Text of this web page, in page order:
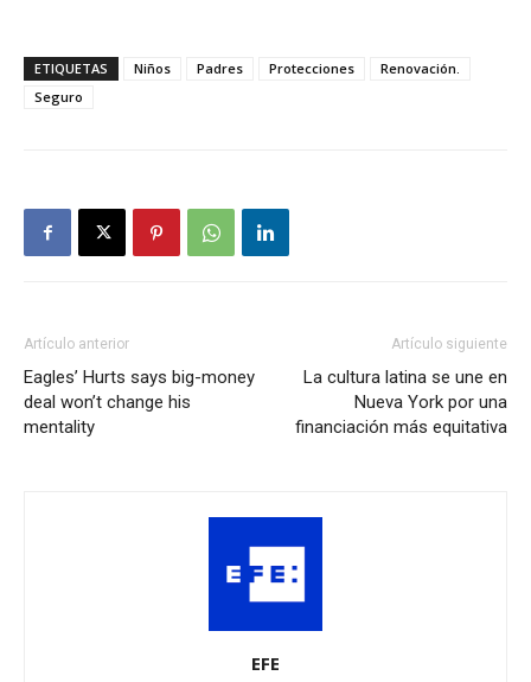
ETIQUETAS Niños Padres Protecciones
Renovación.
Seguro
Artículo anterior
Eagles’ Hurts says big-money
deal won’t change his
mentality
Artículo siguiente
La cultura latina se une en
Nueva York por una
financiación más equitativa
EFE